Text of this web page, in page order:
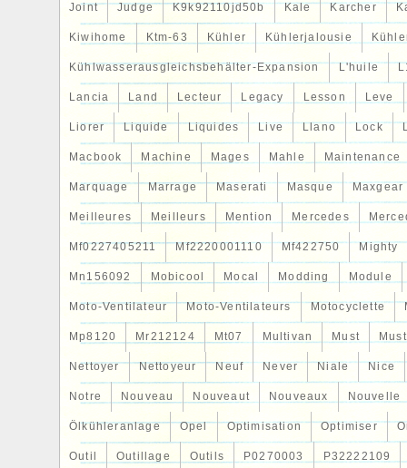
Joint Judge K9k92110jd50b Kale Karcher
Kiwihome Ktm-63 Kühler Kühlerjalousie
Kühlwasserausgleichsbehälter-Expansion L'huile
Lancia Land Lecteur Legacy Lesson Leve
Liorer Liquide Liquides Live Llano Lock
Macbook Machine Mages Mahle Maintenance
Marquage Marrage Maserati Masque Maxgear
Meilleures Meilleurs Mention Mercedes
Mf0227405211 Mf2220001110 Mf422750 Mighty
Mn156092 Mobicool Mocal Modding Module
Moto-Ventilateur Moto-Ventilateurs Motocyclette
Mp8120 Mr212124 Mt07 Multivan Must
Nettoyer Nettoyeur Neuf Never Niale Nice
Notre Nouveau Nouveaut Nouveaux Nouvelle
Ölkühleranlage Opel Optimisation Optimiser
Outil Outillage Outils P0270003 P32222109